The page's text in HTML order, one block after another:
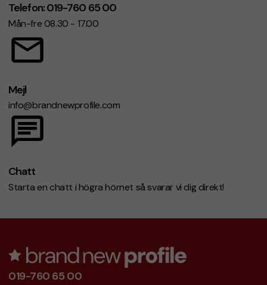
Telefon: 019-760 65 00
Mån-fre 08.30 - 17.00
Mejl
info@brandnewprofile.com
Chatt
Starta en chatt i högra hörnet så svarar vi dig direkt!
019-760 65 00